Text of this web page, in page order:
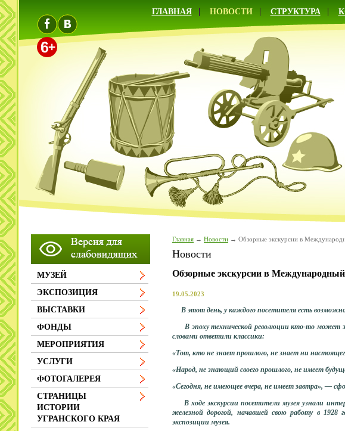
ГЛАВНАЯ НОВОСТИ СТРУКТУРА
Главная Новости Обзорные экскурсии в
Новости
Обзорные экскурсии в Международный
19.05.2023
В этот день, у каждого посетителя есть
В эпоху технической революции кто-то может
словами ответили классики:
«Тот, кто не знает прошлого, не знает ни
«Народ, не знающий своего прошлого, не имеет
«Сегодня, не имеющее вчера, не имеет завтра», —
В ходе экскурсии посетители музея узнали
железной дорогой, начавшей свою работу в 1928
экспозиции музея.
МУЗЕЙ
ЭКСПОЗИЦИЯ
ВЫСТАВКИ
ФОНДЫ
МЕРОПРИЯТИЯ
УСЛУГИ
ФОТОГАЛЕРЕЯ
СТРАНИЦЫ
ИСТОРИИ
УГРАНСКОГО КРАЯ